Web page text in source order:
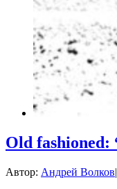
Old fashioned:
Автор: Андрей Волков|